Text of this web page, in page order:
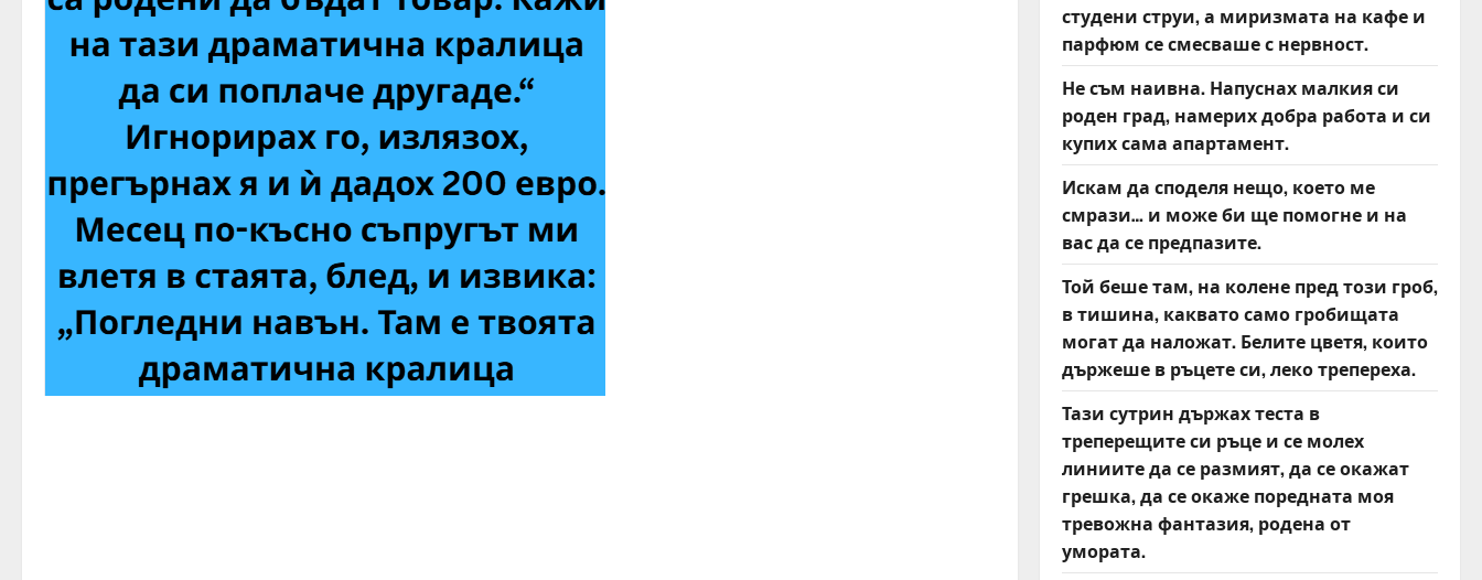
студени струи, а миризмата на кафе и
парфюм се смесваше с нервност.
Не съм наивна. Напуснах малкия си
роден град, намерих добра работа и си
купих сама апартамент.
Искам да споделя нещо, което ме
смрази… и може би ще помогне и на
вас да се предпазите.
Той беше там, на колене пред този гроб,
в тишина, каквато само гробищата
могат да наложат. Белите цветя, които
държеше в ръцете си, леко трепереха.
Тази сутрин държах теста в
треперещите си ръце и се молех
линиите да се размият, да се окажат
грешка, да се окаже поредната моя
тревожна фантазия, родена от
умората.